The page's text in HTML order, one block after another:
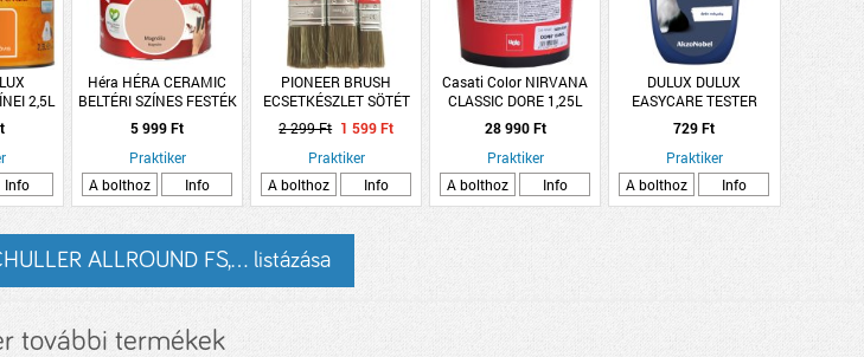
2,5L
Info
Héra HÉRA CERAMIC
BELTÉRI SZÍNES FESTÉK
1L, MAGNÓLIA
5 999 Ft
Praktiker
A bolthoz
Info
PIONEER BRUSH
ECSETKÉSZLET SÖTÉT
SÖRTÉK, 3 DB-OS
30,40,50MM
2 299 Ft 1 599 Ft
Praktiker
A bolthoz
Info
Casati Color NIRVANA
CLASSIC DORE 1,25L
DEKOR FESTÉK
28 990 Ft
Praktiker
A bolthoz
Info
DULUX DULUX
EASYCARE TESTER
ÉJFÉLI MÉLYSÉG 30ML
729 Ft
Praktiker
A bolthoz
Info
ALLROUND FS,... listázása
további termékek